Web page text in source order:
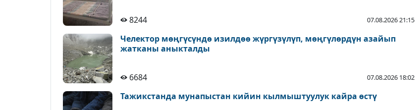
8244 07.08.2026 21:15
Челектор мөңгүсүндө изилдөө жүргүзүлүп, мөңгүлөрдүн азайып
жатканы аныкталды
6684 07.08.2026 18:02
Тажикстанда мунапыстан кийин кылмыштуулук кайра өстү